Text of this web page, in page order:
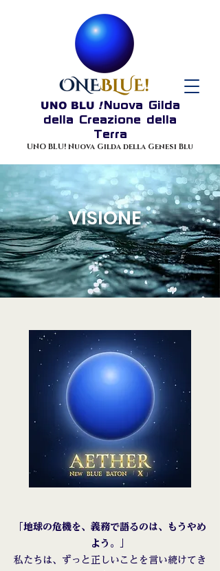
UNO BLU ! Nuova Gilda
della Creazione della
Terra
UNO BLU! Nuova Gilda della Genesi Blu
VISIONE
「地球の危機を、義務で語るのは、もうやめ
よう。」​
私たちは、ずっと正しいことを言い続けてき